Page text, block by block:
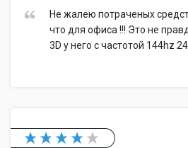
Не жалею потраченых
что для офиса !!! Это не
3D у него с частотой 144hz